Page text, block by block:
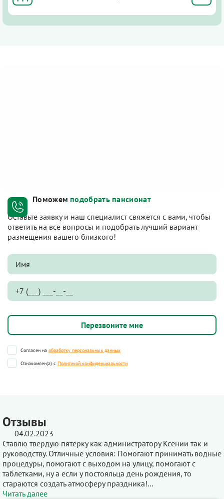
Поможем подобрать пансионат
Оставьте заявку и наш специалист свяжется с вами, чтобы
ответить на все вопросы и подобрать лучший вариант
размещения вашего близкого!
Согласен на обработку персональных данных
Ознакомлен(а) с Политикой конфиденциальности
Отзывы
04.02.2023
Ставлю твердую пятерку как администратору Ксении так и
руководству. Отличные условия: Помогают принимать водные
процедуры, помогают с выходом на улицу, помогают с
таблетками, ну а если у постояльца день рождения, то
стараются создать атмосферу праздника!...
Читать далее